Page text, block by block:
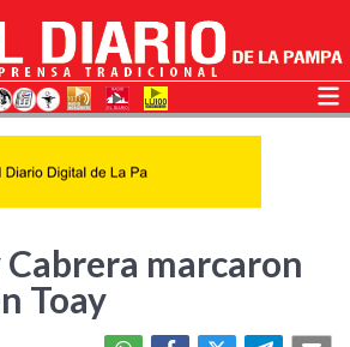
marcaron
Toay